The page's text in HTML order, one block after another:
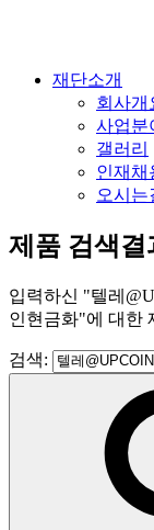
재단소개
회사개
사업분
갤러리
인재채
오시는
제품 검색결
입력하신 "텔레
인현금화"에 대한
검색: